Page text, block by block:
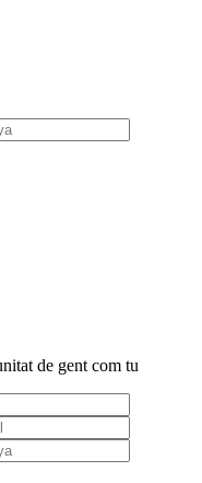
de gent com tu